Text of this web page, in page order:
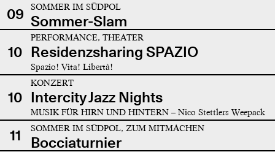
09
SOMMER IM SÜDPOL
Sommer-Slam
10
PERFORMANCE, THEATER
Residenzsharing SPAZIO
Spazio! Vita! Libertà!
10
KONZERT
Intercity Jazz Nights
MUSIK FÜR HIRN UND HINTERN – Nico Stettlers Weepack
11 SOMMER IM SÜDPOL, ZUM MITMACHEN
Bocciaturnier